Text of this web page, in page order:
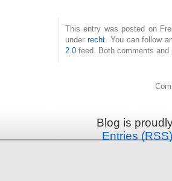
This entry was posted on
under recht. You can follow
2.0 feed. Both comments
Blog is
Entries (RSS)